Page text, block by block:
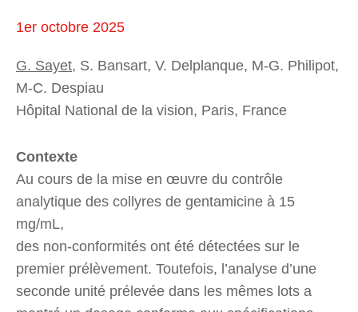
1er octobre 2025
G. Sayet, S. Bansart, V. Delplanque, M-G. Philipot,
M-C. Despiau
Hôpital National de la vision, Paris, France
Contexte
Au cours de la mise en œuvre du contrôle
analytique des collyres de gentamicine à 15
mg/mL,
des non-conformités ont été détectées sur le
premier prélèvement. Toutefois, l’analyse d’une
seconde unité prélevée dans les mêmes lots a